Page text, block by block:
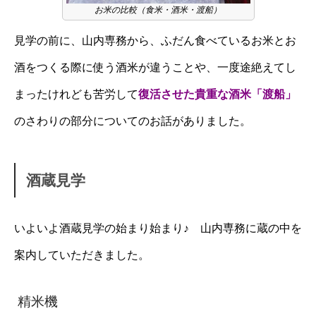
お米の比較（食米・酒米・渡船）
見学の前に、山内専務から、ふだん食べているお米とお
酒をつくる際に使う酒米が違うことや、一度途絶えてし
まったけれども苦労して復活させた貴重な酒米「渡船」
のさわりの部分についてのお話がありました。
酒蔵見学
いよいよ酒蔵見学の始まり始まり♪ 山内専務に蔵の中を
案内していただきました。
精米機